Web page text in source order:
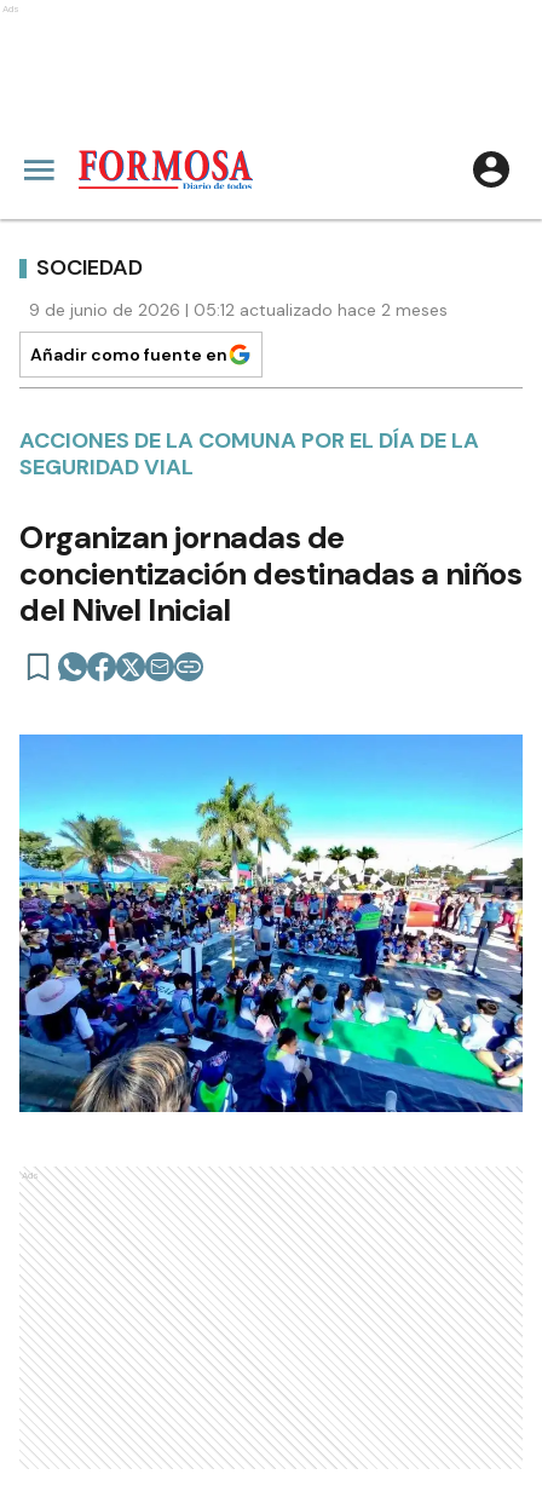
Ads
SOCIEDAD
9 de junio de 2026 | 05:12 actualizado hace 2 meses
Añadir como fuente en
ACCIONES DE LA COMUNA POR EL DÍA DE LA
SEGURIDAD VIAL
Organizan jornadas de
concientización destinadas a niños
del Nivel Inicial
Ads